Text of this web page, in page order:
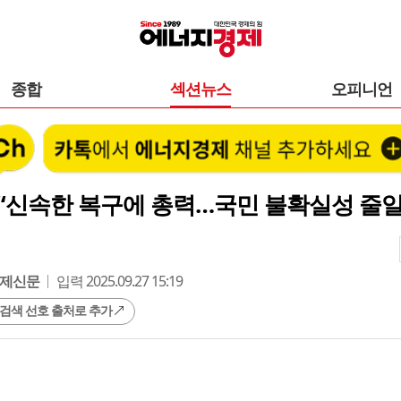
종합 섹션뉴스 오피니언
신속한 복구에 총력…국민 불확실성 줄
신문 입력 2025.09.27 15:19
색 선호 출처로 추가